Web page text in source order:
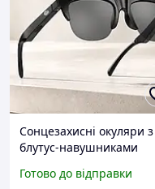
Сонцезахисні окуляри з
блутус-навушниками
Bluetooth 5.3 Окуляри-
Готово до відправки